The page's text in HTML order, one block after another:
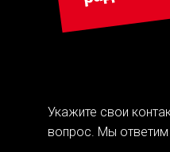
Укажите свои
вопрос. Мы